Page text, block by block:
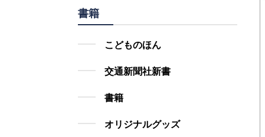
書籍
こどものほん
交通新聞社新書
書籍
オリジナルグッズ